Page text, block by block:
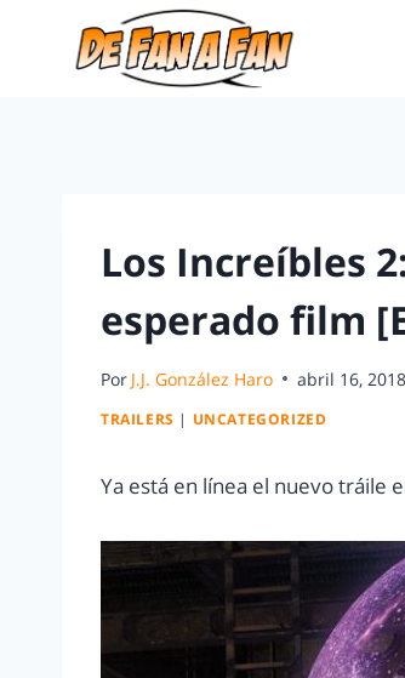
Los Increíbles
esperado film
Por J.J. González Haro abril 16, 2018
TRAILERS | UNCATEGORIZED
Ya está en línea el nuevo tráile